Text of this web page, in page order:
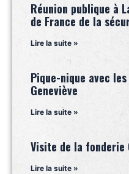
Réunion publique à
de France de la
Lire la suite »
Pique-nique avec
Geneviève
Lire la suite »
Visite de la
Lire la suite »